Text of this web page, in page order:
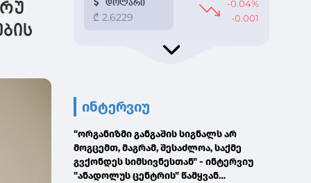
ინტერვიუ
"ორგანიზმი განგაშის სიგნალს არ
მოგცემთ, მაგრამ, შესაძლოა, საქმე
გვქონდეს სიმსივნესთან" - ინტერვიუ
"ანადოლუს ცენტრის" წამყვან